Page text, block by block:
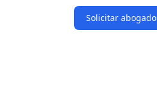
Solicitar abogado